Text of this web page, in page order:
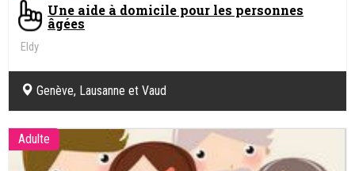
Une aide à domicile pour les personnes
âgées
Eldy
Genève, Lausanne et Vaud
Adulte